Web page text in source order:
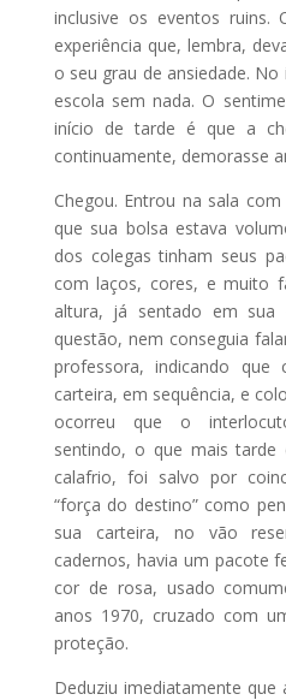
inclusive os eventos ruins.
experiência que, lembra,
o seu grau de ansiedade.
escola sem nada. O
início de tarde é que a
continuamente, demorasse
Chegou. Entrou na sala
que sua bolsa estava
dos colegas tinham seus
com laços, cores, e muito
altura, já sentado em sua
questão, nem conseguia
professora, indicando
carteira, em sequência, e
ocorreu que o
sentindo, o que mais tarde
calafrio, foi salvo por
“força do destino” como
sua carteira, no vão
cadernos, havia um pacote
cor de rosa, usado
anos 1970, cruzado com
proteção.
Deduziu imediatamente